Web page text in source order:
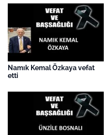
Namık Kemal Özkaya vefat
etti